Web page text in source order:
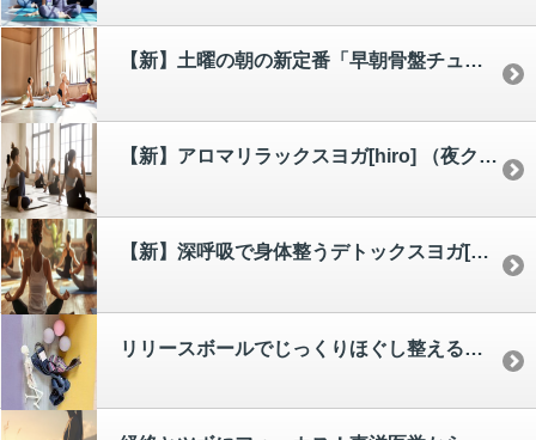
【新】土曜の朝の新定番「早朝骨盤チューニングヨガ」[haruka]
【新】アロマリラックスヨガ[hiro] （夜クラス）
【新】深呼吸で身体整うデトックスヨガ[miho] （夜クラス）
リリースボールでじっくりほぐし整える！ほぐし整体ヨガ(大人クラス) [yui]